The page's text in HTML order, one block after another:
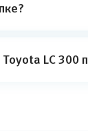
LC 300